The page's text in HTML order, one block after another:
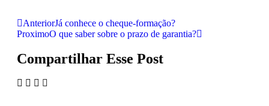
AnteriorJá conhece o cheque-formação?
ProximoO que saber sobre o prazo de garantia?
Compartilhar Esse Post